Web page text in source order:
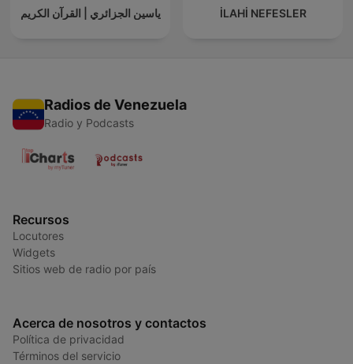
ياسين الجزائري | القرآن الكريم İLAHİ NEFESLER
Radios de Venezuela
Radio y Podcasts
Recursos
Locutores
Widgets
Sitios web de radio por país
Acerca de nosotros y contactos
Política de privacidad
Términos del servicio